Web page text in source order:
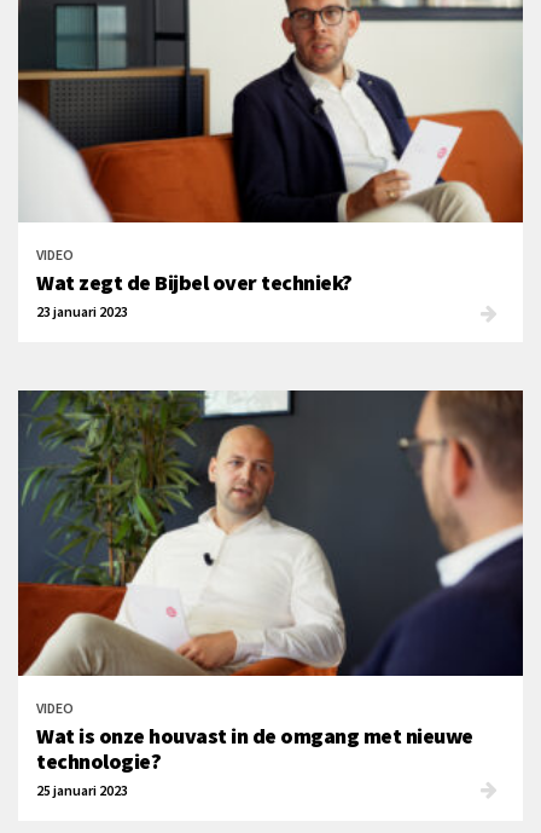
VIDEO
Wat zegt de Bijbel over techniek?
23 januari 2023
VIDEO
Wat is onze houvast in de omgang met nieuwe
technologie?
25 januari 2023